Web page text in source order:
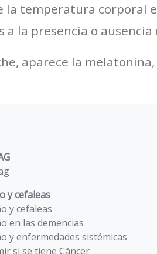
la temperatura corporal
la presencia o ausencia
aparece la melatonina,
y cefaleas
y cefaleas
en las demencias
y enfermedades sistémicas
si se tiene Cáncer